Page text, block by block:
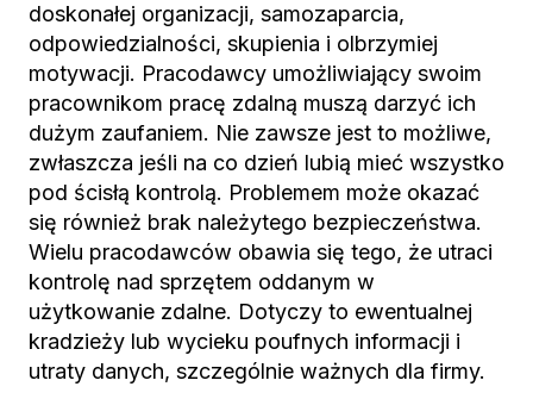
doskonałej organizacji, samozaparcia,
odpowiedzialności, skupienia i olbrzymiej
motywacji. Pracodawcy umożliwiający swoim
pracownikom pracę zdalną muszą darzyć ich
dużym zaufaniem. Nie zawsze jest to możliwe,
zwłaszcza jeśli na co dzień lubią mieć wszystko
pod ścisłą kontrolą. Problemem może okazać
się również brak należytego bezpieczeństwa.
Wielu pracodawców obawia się tego, że utraci
kontrolę nad sprzętem oddanym w
użytkowanie zdalne. Dotyczy to ewentualnej
kradzieży lub wycieku poufnych informacji i
utraty danych, szczególnie ważnych dla firmy.